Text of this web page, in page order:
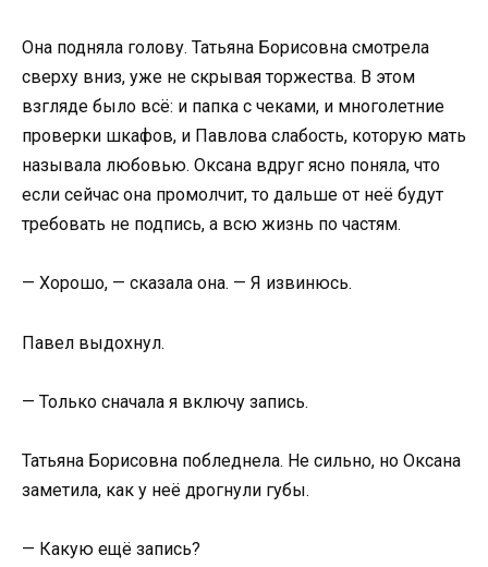
Она подняла голову. Татьяна Борисовна смотрела
сверху вниз, уже не скрывая торжества. В этом
взгляде было всё: и папка с чеками, и многолетние
проверки шкафов, и Павлова слабость, которую мать
называла любовью. Оксана вдруг ясно поняла, что
если сейчас она промолчит, то дальше от неё будут
требовать не подпись, а всю жизнь по частям.
— Хорошо, — сказала она. — Я извинюсь.
Павел выдохнул.
— Только сначала я включу запись.
Татьяна Борисовна побледнела. Не сильно, но Оксана
заметила, как у неё дрогнули губы.
— Какую ещё запись?